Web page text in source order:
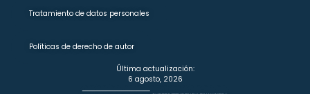
Tratamiento de datos personales
Políticas de derecho de autor
Última actualización:
6 agosto, 2026